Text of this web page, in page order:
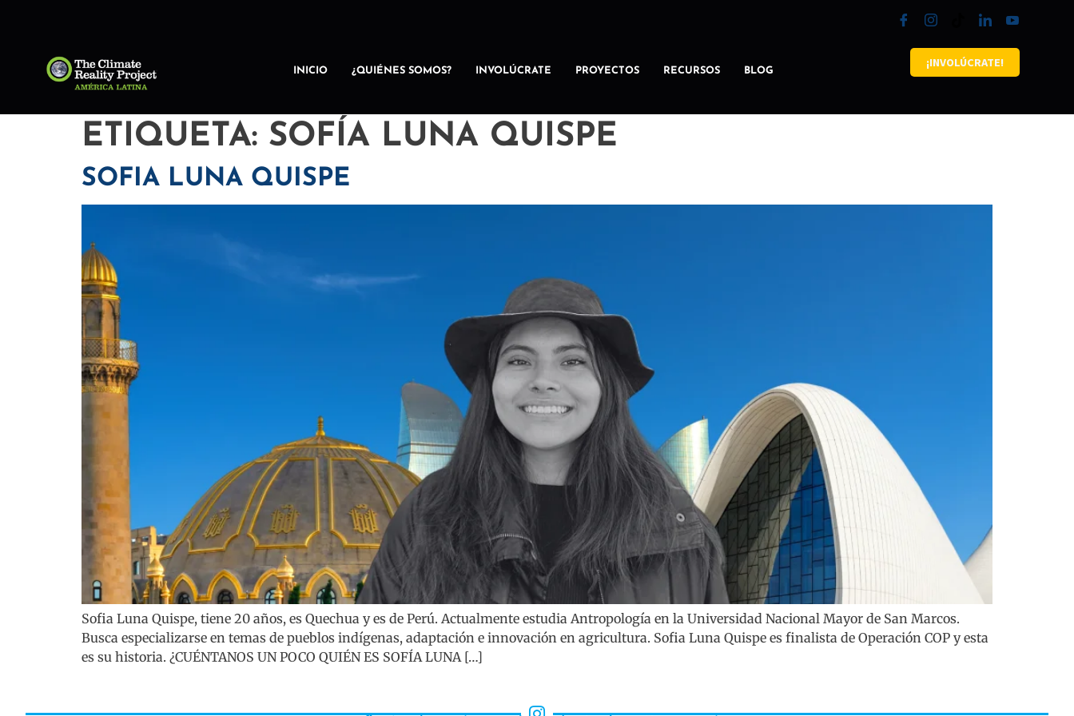
INICIO ¿QUIÉNES SOMOS? INVOLÚCRATE PROYECTOS RECURSOS BLOG
¡INVOLÚCRATE!
ETIQUETA: SOFÍA LUNA QUISPE
SOFIA LUNA QUISPE
Sofia Luna Quispe, tiene 20 años, es Quechua y es de Perú. Actualmente estudia Antropología en la Universidad Nacional Mayor de San Marcos.
Busca especializarse en temas de pueblos indígenas, adaptación e innovación en agricultura. Sofia Luna Quispe es finalista de Operación COP y esta
es su historia. ¿CUÉNTANOS UN POCO QUIÉN ES SOFÍA LUNA […]